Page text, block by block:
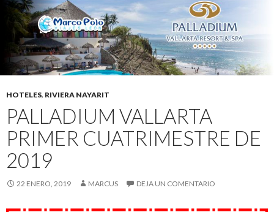
HOTELES, RIVIERA NAYARIT
PALLADIUM VALLARTA
PRIMER CUATRIMESTRE DE
2019
22 ENERO, 2019 MARCUS DEJA UN COMENTARIO